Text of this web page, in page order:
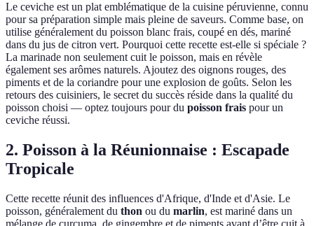
Le ceviche est un plat emblématique de la cuisine péruvienne, connu
pour sa préparation simple mais pleine de saveurs. Comme base, on
utilise généralement du poisson blanc frais, coupé en dés, mariné
dans du jus de citron vert. Pourquoi cette recette est-elle si spéciale ?
La marinade non seulement cuit le poisson, mais en révèle
également ses arômes naturels. Ajoutez des oignons rouges, des
piments et de la coriandre pour une explosion de goûts. Selon les
retours des cuisiniers, le secret du succès réside dans la qualité du
poisson choisi — optez toujours pour du poisson frais pour un
ceviche réussi.
2. Poisson à la Réunionnaise : Escapade
Tropicale
Cette recette réunit des influences d'Afrique, d'Inde et d'Asie. Le
poisson, généralement du thon ou du marlin, est mariné dans un
mélange de curcuma, de gingembre et de piments avant d’être cuit à